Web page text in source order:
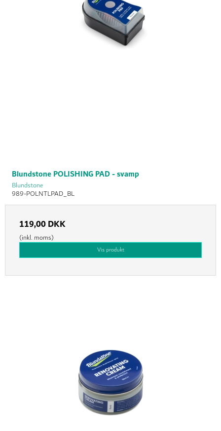
Blundstone POLISHING PAD - svamp
Blundstone
989-POLNTLPAD_BL
119,00 DKK
(inkl. moms)
Vis produkt